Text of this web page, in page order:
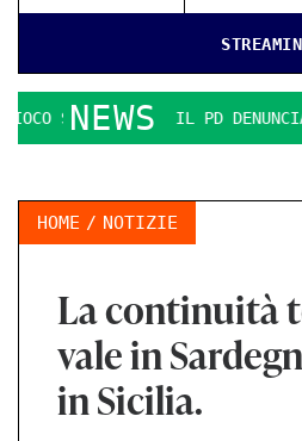
NEWS
SI FA DURO. IL PD DENUNCIA
HOME NOTIZIE
La continuità
vale in
in Sicilia.